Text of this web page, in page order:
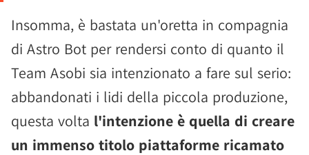
Insomma, è bastata un'oretta in compagnia
di Astro Bot per rendersi conto di quanto il
Team Asobi sia intenzionato a fare sul serio:
abbandonati i lidi della piccola produzione,
questa volta l'intenzione è quella di creare
un immenso titolo piattaforme ricamato